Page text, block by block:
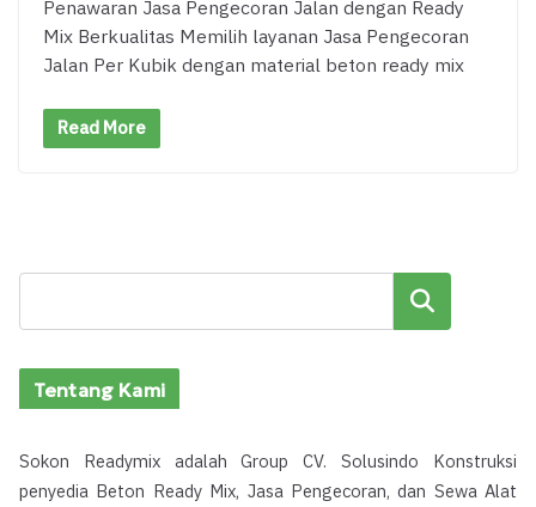
Penawaran Jasa Pengecoran Jalan dengan Ready
Mix Berkualitas Memilih layanan Jasa Pengecoran
Jalan Per Kubik dengan material beton ready mix
Read More
Cari
Tentang Kami
Sokon Readymix adalah Group CV. Solusindo Konstruksi
penyedia Beton Ready Mix, Jasa Pengecoran, dan Sewa Alat